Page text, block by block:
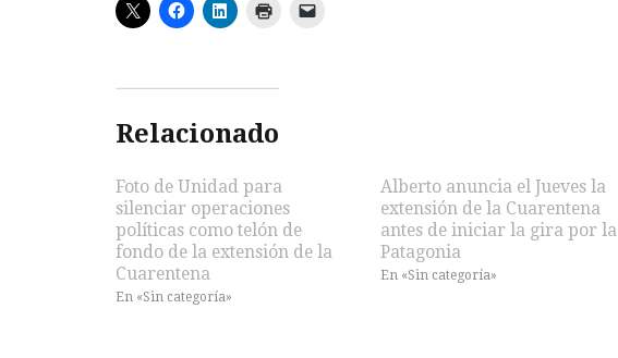
Relacionado
Foto de Unidad para
silenciar operaciones
políticas como telón de
fondo de la extensión de la
Cuarentena
En «Sin categoría»
Alberto anuncia el Jueves la
extensión de la Cuarentena
antes de iniciar la gira por la
Patagonia
En «Sin categoría»